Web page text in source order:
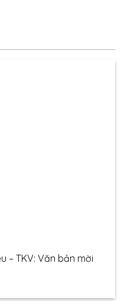
– TKV: Văn bản mời